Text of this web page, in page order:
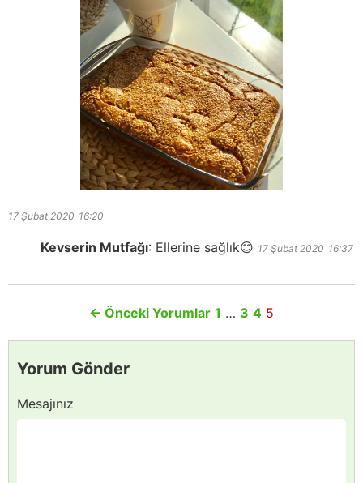
17 Şubat 2020 16:20
Kevserin Mutfağı: Ellerine sağlık😊 17 Şubat 2020 16:37
← Önceki Yorumlar 1 … 3 4 5
Yorum Gönder
Mesajınız